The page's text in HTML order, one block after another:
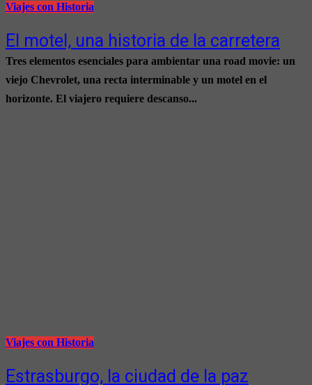
Viajes con Historia
El motel, una historia de la carretera
Tres elementos esenciales para ambientar una road movie: un
viejo Chevrolet, una recta interminable y un motel en el
horizonte. El viajero requiere descanso...
Viajes con Historia
Estrasburgo, la ciudad de la paz